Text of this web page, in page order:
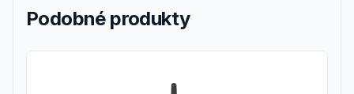
Podobné produkty